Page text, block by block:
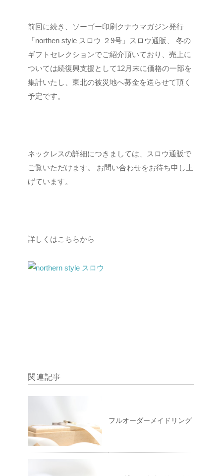
前回に続き、ソーゴー印刷クナウマガジン発行
「northen style スロウ ２9号」スロウ通販、
冬の
ギフトセレクションでご紹介頂いており、売上に
ついては続復興支援として12月末に価格の一部を
集計いたし、東北の被災地へ募金を送らせて頂く
予定です。
ネックレスの詳細につきましては、スロウ通販で
ご覧いただけます。
お問い合わせをお待ち申し上
げています。
詳しくはこちらから
関連記事
フルオーダーメイドリング